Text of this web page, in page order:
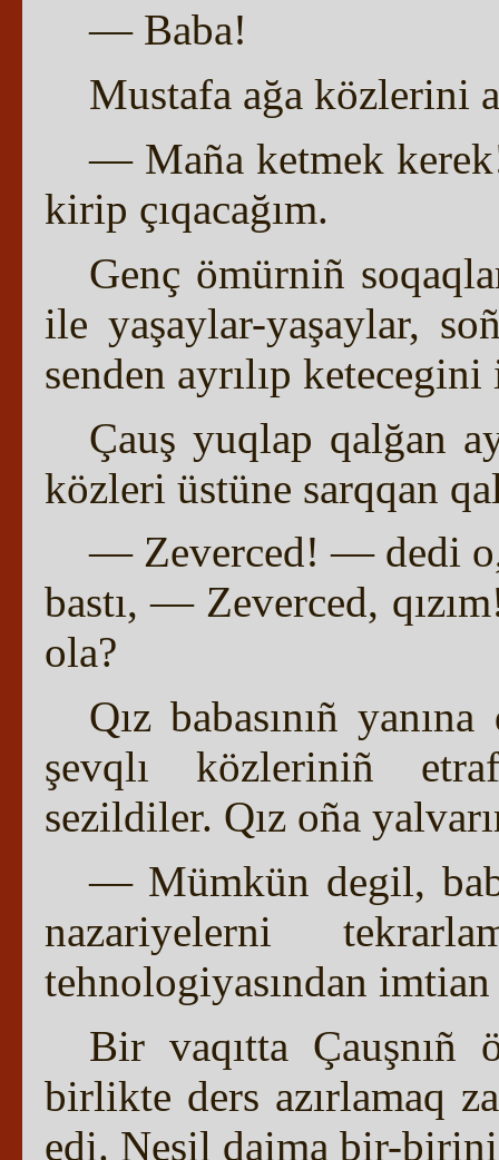
— Baba!
Mustafa ağa közlerini
— Maña ketmek
kirip çıqacağım.
Genç ömürniñ
ile yaşaylar-yaşaylar,
senden ayrılıp
Çauş yuqlap qalğan
közleri üstüne sarqqan
— Zeverced! — dedi o,
bastı, — Zeverced,
ola?
Qız babasınıñ
şevqlı közleriniñ
sezildiler. Qız oña
— Mümkün degil,
nazariyelerni
tehnologiyasından
Bir vaqıtta Çauşnıñ
birlikte ders azırlamaq
edi. Nesil daima bir-